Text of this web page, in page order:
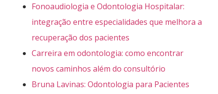
Fonoaudiologia e Odontologia Hospitalar:
integração entre especialidades que melhora a
recuperação dos pacientes
Carreira em odontologia: como encontrar
novos caminhos além do consultório
Bruna Lavinas: Odontologia para Pacientes